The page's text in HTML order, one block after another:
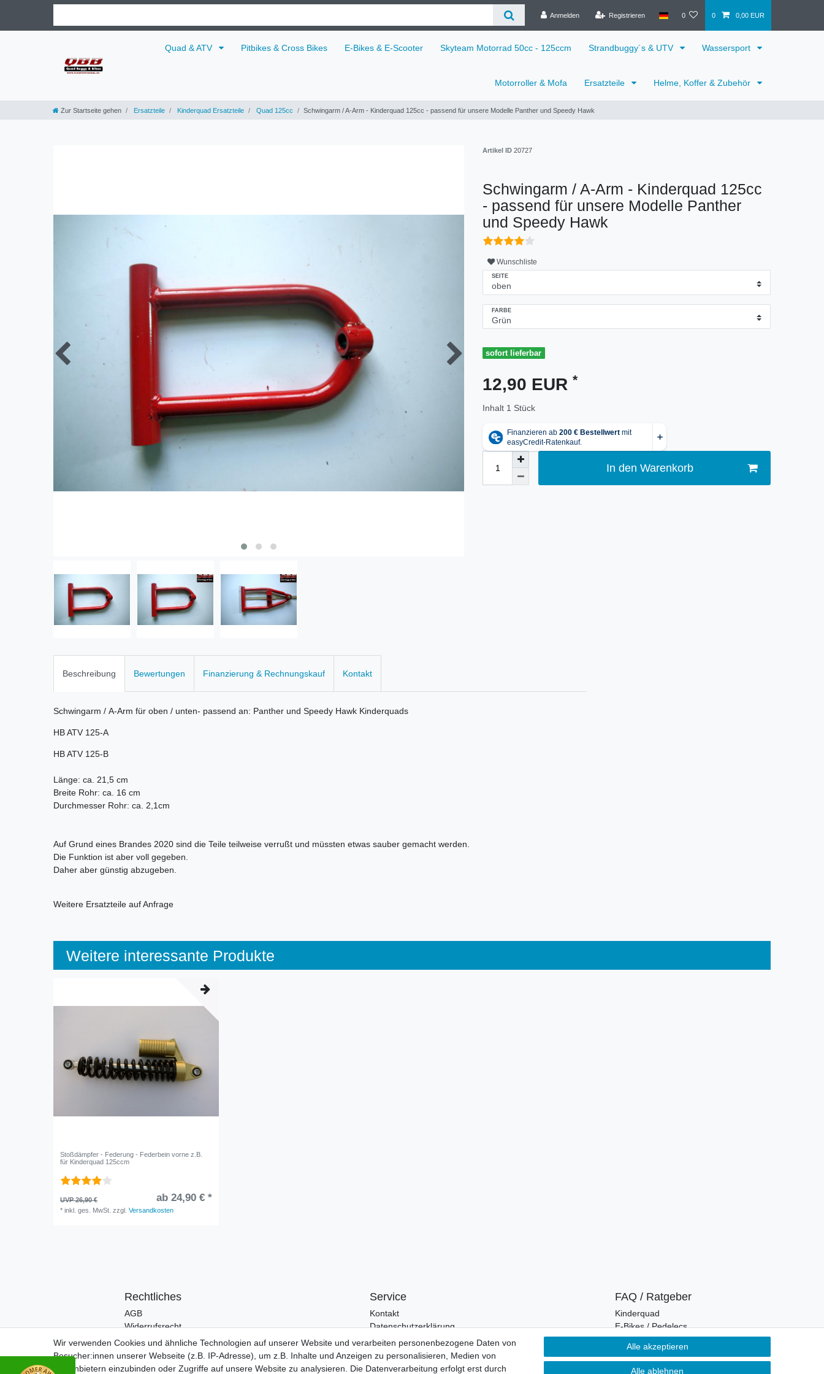
Anmelden Registrieren 0 0 0,00 EUR
Quad & ATV Pitbikes & Cross Bikes E-Bikes & E-Scooter Skyteam Motorrad 50cc - 125ccm Strandbuggy´s & UTV Wassersport
Motorroller & Mofa Ersatzteile Helme, Koffer & Zubehör
Zur Startseite gehen Ersatzteile Kinderquad Ersatzteile Quad 125cc Schwingarm / A-Arm - Kinderquad 125cc - passend für unsere Modelle Panther und Speedy Hawk
Artikel ID 20727
Schwingarm / A-Arm - Kinderquad 125cc
- passend für unsere Modelle Panther
und Speedy Hawk
Wunschliste
SEITE
FARBE
sofort lieferbar
12,90 EUR *
Inhalt 1 Stück
In den Warenkorb
Beschreibung Bewertungen Finanzierung & Rechnungskauf Kontakt
Schwingarm / A-Arm für oben / unten- passend an: Panther und Speedy Hawk Kinderquads
HB ATV 125-A
HB ATV 125-B
Länge: ca. 21,5 cm
Breite Rohr: ca. 16 cm
Durchmesser Rohr: ca. 2,1cm
Auf Grund eines Brandes 2020 sind die Teile teilweise verrußt und müssten etwas sauber gemacht werden.
Die Funktion ist aber voll gegeben.
Daher aber günstig abzugeben.
Weitere Ersatzteile auf Anfrage
Weitere interessante Produkte
Stoßdämpfer - Federung - Federbein vorne z.B.
für Kinderquad 125ccm
UVP 26,90 € ab 24,90 € *
*inkl. ges. MwSt. zzgl.Versandkosten
Rechtliches
AGB
Widerrufsrecht
Impressum
Datenschutzerklärung
Service
Kontakt
Datenschutzerklärung
FAQ / Ratgeber
Kinderquad
E-Bikes / Pedelecs
Dirt Bike & Pocketbike
Quad & ATV
Wir verwenden Cookies und ähnliche Technologien auf unserer Website und verarbeiten personenbezogene Daten von
Besucher:innen unserer Webseite (z.B. IP-Adresse), um z.B. Inhalte und Anzeigen zu personalisieren, Medien von
Drittanbietern einzubinden oder Zugriffe auf unsere Website zu analysieren. Die Datenverarbeitung erfolgt erst durch
Alle akzeptieren
Alle ablehnen